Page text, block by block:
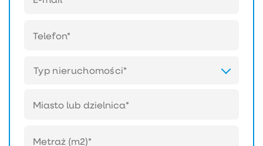
Typ nieruchomości*